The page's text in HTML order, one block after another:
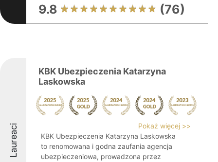
9.8 (76)
Laureaci
KBK Ubezpieczenia Katarzyna
Laskowska
Pokaż więcej >>
KBK Ubezpieczenia Katarzyna Laskowska
to renomowana i godna zaufania agencja
ubezpieczeniowa, prowadzona przez